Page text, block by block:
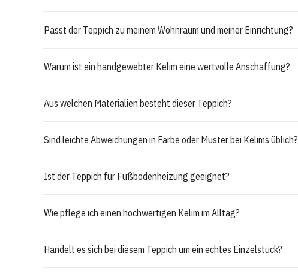
Passt der Teppich zu meinem Wohnraum und meiner Einrichtung?
Warum ist ein handgewebter Kelim eine wertvolle Anschaffung?
Aus welchen Materialien besteht dieser Teppich?
Sind leichte Abweichungen in Farbe oder Muster bei Kelims üblich?
Ist der Teppich für Fußbodenheizung geeignet?
Wie pflege ich einen hochwertigen Kelim im Alltag?
Handelt es sich bei diesem Teppich um ein echtes Einzelstück?